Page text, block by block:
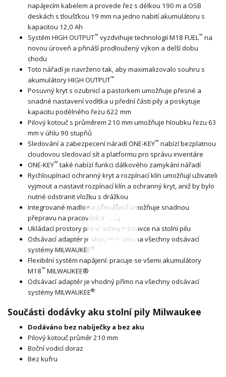
napájecím kabelem a provede řez s délkou 190 m a OSB
deskách s tloušťkou 19 mm na jedno nabití akumulátoru s
kapacitou 12,0 Ah
Systém HIGH OUTPUT™ vyzdvihuje technologií M18 FUEL™ na
novou úroveň a přináší prodloužený výkon a delší dobu
chodu
Toto nářadí je navrženo tak, aby maximalizovalo souhru s
akumulátory HIGH OUTPUT™
Posuvný kryt s ozubnicí a pastorkem umožňuje přesné a
snadné nastavení vodítka u přední části pily a poskytuje
kapacitu podélného řezu 622 mm
Pilový kotouč s průměrem 210 mm umožňuje hloubku řezu 63
mm v úhlu 90 stupňů
Sledování a zabezpecení náradí ONE-KEY™ nabízí bezplatnou
cloudovou sledovací sít a platformu pro správu inventáre
ONE-KEY™ také nabízí funkci dálkového zamykání nářadí
Rychloupínací ochranný kryt a rozpínací klín umožňují uživateli
vyjmout a nastavit rozpínací klín a ochranný kryt, aniž by bylo
nutné odstranit vložku s drážkou
Integrované madlo na přenášení umožňuje snadnou
přepravu na pracoviště a z něj
Ukládací prostory pro všechny nástavce na stolní pilu
Odsávací adaptér je vhodný přímo na všechny odsávací
systémy MILWAUKEE®
Flexibilní systém napájení: pracuje se všemi akumulátory
M18™ MILWAUKEE®
Odsávací adaptér je vhodný přímo na všechny odsávací
systémy MILWAUKEE®
Součásti dodávky aku stolní pily Milwaukee
Dodáváno bez nabíječky a bez aku
Pilový kotouč průměr 210 mm
Boční vodicí doraz
Bez kufru